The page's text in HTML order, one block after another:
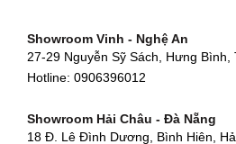
Showroom Quận 4 - TP. HCM
127 Khánh Hội, Phường 3, Quận
Showroom Quận 7 - TP. HCM
Showroom Vinh - Nghệ An
27-29 Nguyễn Sỹ Sách, Hưng Bình,
Hotline: 0906396012
Showroom Hải Châu - Đà Nẵng
18 Đ. Lê Đình Dương, Bình Hiên,